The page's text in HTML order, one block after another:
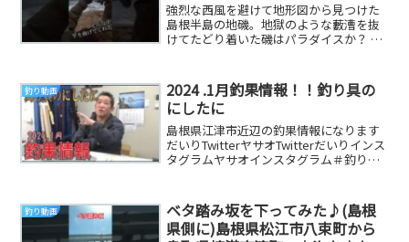
強烈な西風を避けて地形図から見つけた
島根半島の地磯。地獄のような藪漕を抜
けてたどり着いた磯はパラダイスか？ 参
釣り動画
2024 .1月釣果情報！！釣り具の
にしたに
島根県江津市近辺の釣果情報になります
だいりTwitterヤサオTwitterだいりインス
タグラムヤサオインスタグラム＃釣り具
釣り動画
ベタ踏み坂を下ってみた♪(島根
県側に)島根県松江市八束町から